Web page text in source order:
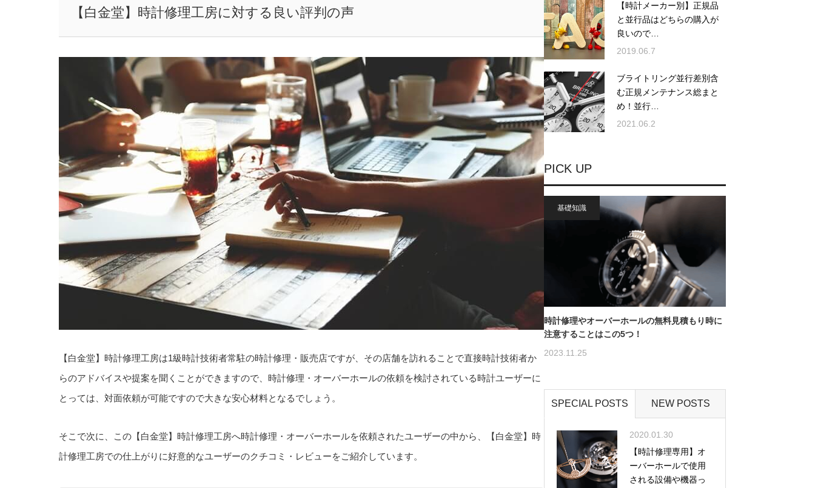
【白金堂】時計修理工房に対する良い評判の声
【白金堂】時計修理工房は1級時計技術者常駐の時計修理・販売店ですが、その店舗を訪れることで直接時計技術者か
らのアドバイスや提案を聞くことができますので、時計修理・オーバーホールの依頼を検討されている時計ユーザーに
とっては、対面依頼が可能ですので大きな安心材料となるでしょう。
そこで次に、この【白金堂】時計修理工房へ時計修理・オーバーホールを依頼されたユーザーの中から、【白金堂】時
計修理工房での仕上がりに好意的なユーザーのクチコミ・レビューをご紹介しています。
【時計メーカー別】正規品
と並行品はどちらの購入が
良いので…
2019.06.7
ブライトリング並行差別含
む正規メンテナンス総まと
め！並行…
2021.06.2
PICK UP
基礎知識
時計修理やオーバーホールの無料見積もり時に
注意することはこの5つ！
2023.11.25
SPECIAL POSTS NEW POSTS
2020.01.30
【時計修理専用】オ
ーバーホールで使用
される設備や機器っ